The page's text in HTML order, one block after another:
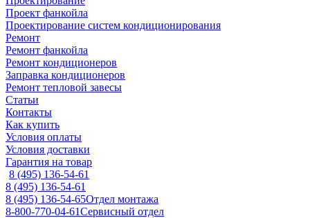
Проект фанкойла
Проектирование систем кондиционирования
Ремонт
Ремонт фанкойла
Ремонт кондиционеров
Заправка кондиционеров
Ремонт тепловой завесы
Статьи
Контакты
Как купить
Условия оплаты
Условия доставки
Гарантия на товар
8 (495) 136-54-61
8 (495) 136-54-61
8 (495) 136-54-65Отдел монтажа
8-800-770-04-61Сервисный отдел